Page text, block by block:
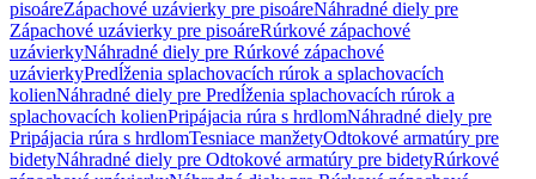
pisoáreZápachové uzávierky pre pisoáreNáhradné diely pre
Zápachové uzávierky pre pisoáreRúrkové zápachové
uzávierkyNáhradné diely pre Rúrkové zápachové
uzávierkyPredĺženia splachovacích rúrok a splachovacích
kolienNáhradné diely pre Predĺženia splachovacích rúrok a
splachovacích kolienPripájacia rúra s hrdlomNáhradné diely pre
Pripájacia rúra s hrdlomTesniace manžetyOdtokové armatúry pre
bidetyNáhradné diely pre Odtokové armatúry pre bidetyRúrkové